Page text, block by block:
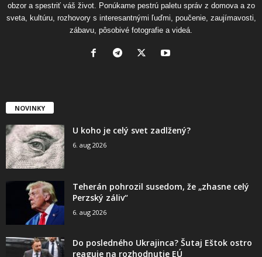
obzor a spestriť váš život. Ponúkame pestrú paletu správ z domova a zo
sveta, kultúru, rozhovory s interesantnými ľuďmi, poučenie, zaujímavosti,
zábavu, pôsobivé fotografie a videá.
NOVINKY
U koho je celý svet zadlžený?
6. aug 2026
Teherán pohrozil susedom, že „zhasne celý
Perzský záliv“
6. aug 2026
Do posledného Ukrajinca? Šutaj Eštok ostro
reaguje na rozhodnutie EÚ